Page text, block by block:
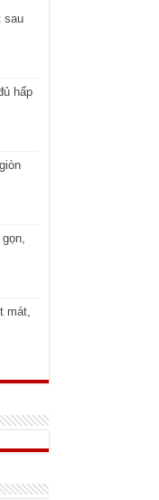
sau
hấp
mát,